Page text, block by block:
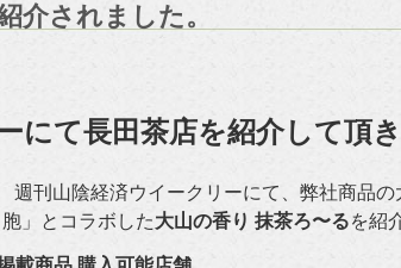
介されました。
にて長田茶店を紹介して頂き
週刊山陰経済ウイークリーにて、弊社商品
胞」とコラボした大山の香り 抹茶ろ〜るを紹